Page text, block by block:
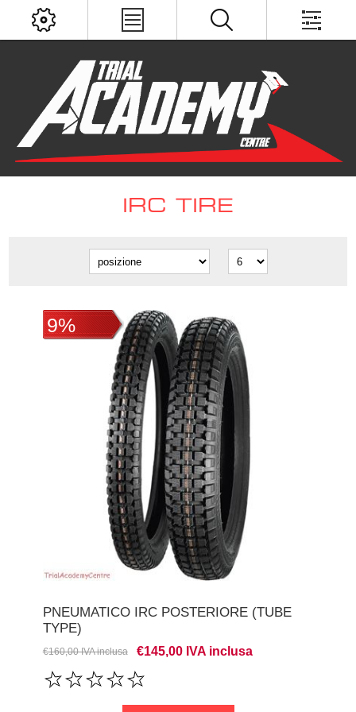
IRC TIRE
9%
PNEUMATICO IRC POSTERIORE (TUBE
TYPE)
€160,00 IVA inclusa €145,00 IVA inclusa